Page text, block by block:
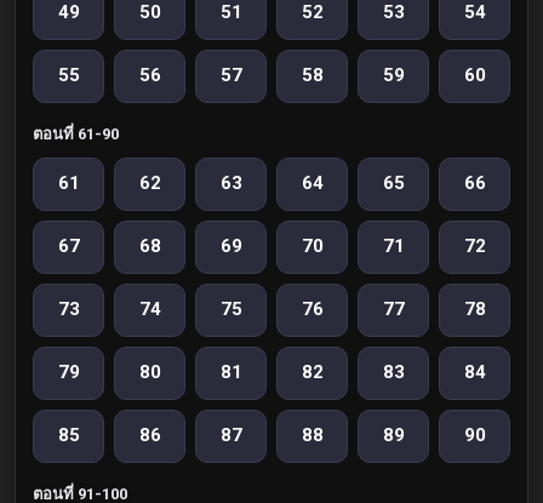
49 50 51 52 53 54
55 56 57 58 59 60
ตอนที่ 61-90
61 62 63 64 65 66
67 68 69 70 71 72
73 74 75 76 77 78
79 80 81 82 83 84
85 86 87 88 89 90
ตอนที่ 91-100